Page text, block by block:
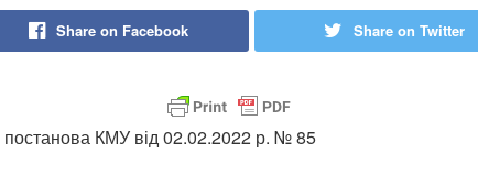
Share on Facebook Share on Twitter
постанова КМУ від 02.02.2022 р. № 85